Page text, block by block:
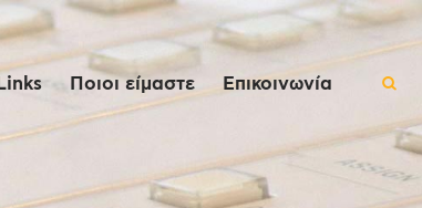
Ποιοι είμαστε Επικοινωνία